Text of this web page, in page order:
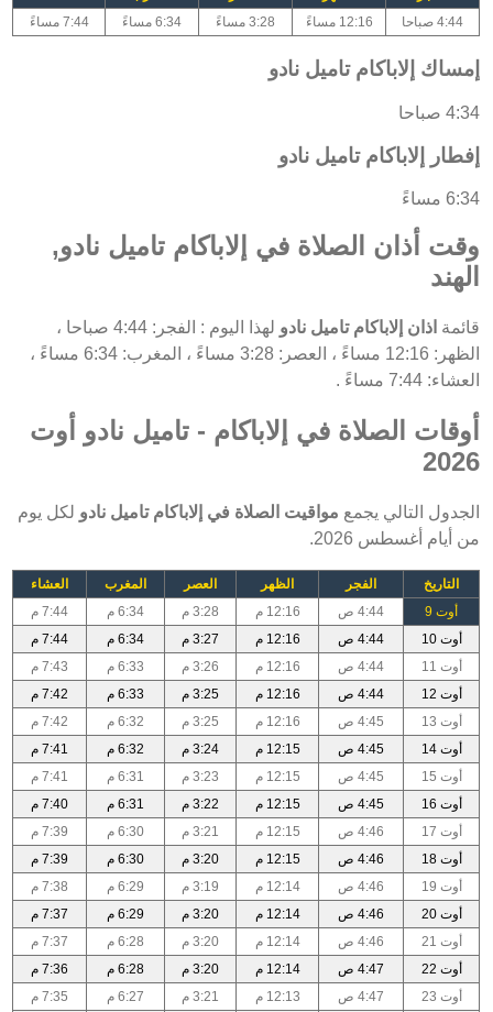
4:44 صباحا
12:16 مساءً 3:28 مساءً 6:34 مساءً 7:44 مساءً
إمساك إلاباكام تاميل نادو
4:34 صباحا
إفطار إلاباكام تاميل نادو
6:34 مساءً
وقت أذان الصلاة في إلاباكام تاميل نادو,
الهند
قائمة اذان إلاباكام تاميل نادو
لهذا اليوم : الفجر: 4:44 صباحا ،
الظهر: 12:16 مساءً ، العصر: 3:28 مساءً ، المغرب: 6:34 مساءً ،
العشاء: 7:44 مساءً .
أوقات الصلاة في إلاباكام - تاميل نادو أوت
2026
الجدول التالي يجمع مواقيت الصلاة في إلاباكام تاميل نادو لكل يوم
من أيام أغسطس 2026.
التاريخ الفجر الظهر العصر المغرب
العشاء
أوت 9
4:44 ص 12:16 م 3:28 م 6:34 م
7:44 م
أوت 10
4:44 ص 12:16 م 3:27 م 6:34 م
7:44 م
أوت 11
4:44 ص 12:16 م 3:26 م 6:33 م
7:43 م
أوت 12
4:44 ص 12:16 م 3:25 م 6:33 م
7:42 م
أوت 13
4:45 ص 12:16 م 3:25 م 6:32 م
7:42 م
أوت 14
4:45 ص 12:15 م 3:24 م 6:32 م
7:41 م
أوت 15
4:45 ص 12:15 م 3:23 م 6:31 م
7:41 م
أوت 16
4:45 ص 12:15 م 3:22 م 6:31 م
7:40 م
أوت 17
4:46 ص 12:15 م 3:21 م 6:30 م
7:39 م
أوت 18
4:46 ص 12:15 م 3:20 م 6:30 م
7:39 م
أوت 19
4:46 ص 12:14 م 3:19 م 6:29 م
7:38 م
أوت 20
4:46 ص 12:14 م 3:20 م 6:29 م
7:37 م
أوت 21
4:46 ص 12:14 م 3:20 م 6:28 م
7:37 م
أوت 22
4:47 ص 12:14 م 3:20 م 6:28 م
7:36 م
أوت 23
4:47 ص 12:13 م 3:21 م 6:27 م
7:35 م